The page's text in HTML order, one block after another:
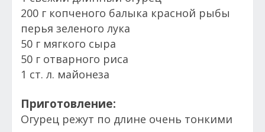
200 г копченого балыка красной рыбы
перья зеленого лука
50 г мягкого сыра
50 г отварного риса
1 ст. л. майонеза
Приготовление:
Огурец режут по длине очень тонкими